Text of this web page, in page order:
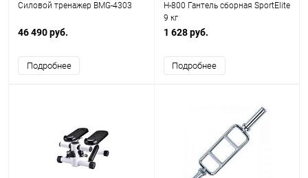
Силовой тренажер BMG-4303
46 490 руб.
Подробнее
H-800 Гантель сборная SportElite
9 кг
1 628 руб.
Подробнее